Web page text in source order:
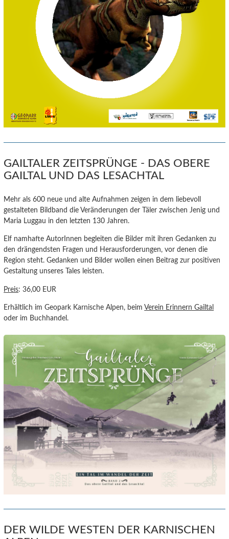
GAILTALER ZEITSPRÜNGE - DAS OBERE
GAILTAL UND DAS LESACHTAL
Mehr als 600 neue und alte Aufnahmen zeigen in dem liebevoll
gestalteten Bildband die Veränderungen der Täler zwischen Jenig und
Maria Luggau in den letzten 130 Jahren.
Elf namhafte AutorInnen begleiten die Bilder mit ihren Gedanken zu
den drängendsten Fragen und Herausforderungen, vor denen die
Region steht. Gedanken und Bilder wollen einen Beitrag zur positiven
Gestaltung unseres Tales leisten.
Preis: 36,00 EUR
Erhältlich im Geopark Karnische Alpen, beimVerein Erinnern Gailtal
oder im Buchhandel.
DER WILDE WESTEN DER KARNISCHEN